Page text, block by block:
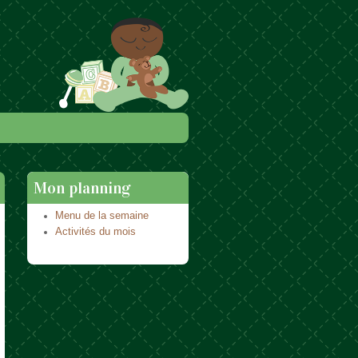
Mon planning
Menu de la semaine
Activités du mois